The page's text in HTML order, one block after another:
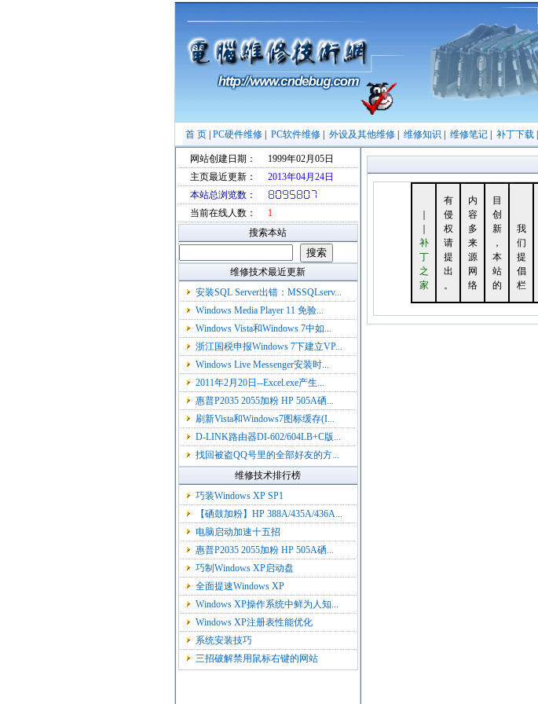
首 页 PC硬件维修 PC软件维修 外设及其他维修 维修知识 维修笔记 补丁下载
网站创建日期：
1999年02月05日
主页最近更新：
2013年04月24日
本站总浏览数：
当前在线人数：
1
搜索本站
维修技术最近更新
安装SQL Server出错：MSSQLserv...
Windows Media Player 11 免验...
Windows Vista和Windows 7中如...
浙江国税申报Windows 7下建立VP...
Windows Live Messenger安装时...
2011年2月20日--Excel.exe产生...
惠普P2035 2055加粉 HP 505A硒...
刷新Vista和Windows7图标缓存(I...
D-LINK路由器DI-602/604LB+C版...
找回被盗QQ号里的全部好友的方...
维修技术排行榜
巧装Windows XP SP1
【硒鼓加粉】HP 388A/435A/436A...
电脑启动加速十五招
惠普P2035 2055加粉 HP 505A硒...
巧制Windows XP启动盘
全面提速Windows XP
Windows XP操作系统中鲜为人知...
Windows XP注册表性能优化
系统安装技巧
三招破解禁用鼠标右键的网站
补
丁
之
家
有
侵
权
请
提
出
。
内
容
多
来
源
网
络
目
创
新
，
本
站
的
我
们
提
倡
栏